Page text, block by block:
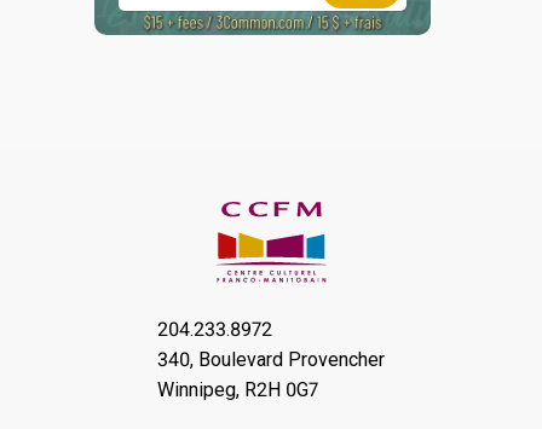
204.233.8972
340, Boulevard Provencher
Winnipeg, R2H 0G7